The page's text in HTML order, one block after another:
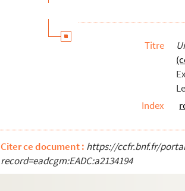
Titre
Index
Citer ce document : https://ccfr.bnf.fr/
record=eadcgm:EADC:a2134194